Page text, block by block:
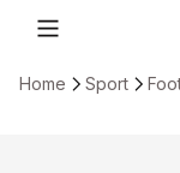
Home Sport